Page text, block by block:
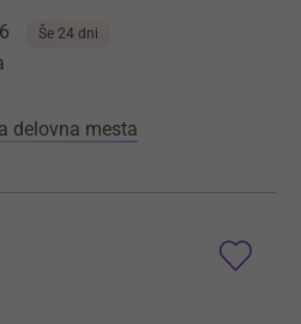
Še 24 dni
delovna mesta